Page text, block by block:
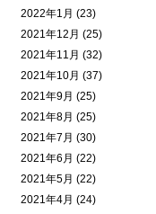
2022年1月 (23)
2021年12月 (25)
2021年11月 (32)
2021年10月 (37)
2021年9月 (25)
2021年8月 (25)
2021年7月 (30)
2021年6月 (22)
2021年5月 (22)
2021年4月 (24)